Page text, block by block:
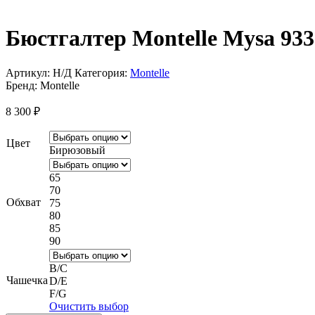
Бюстгалтер Montelle Mysa
Артикул: Н/Д Категория: Montelle
Бренд: Montelle
8 300 ₽
Цвет
Бирюзовый
Обхват
65
70
75
80
85
90
Чашечка
B/C
D/E
F/G
Очистить выбор